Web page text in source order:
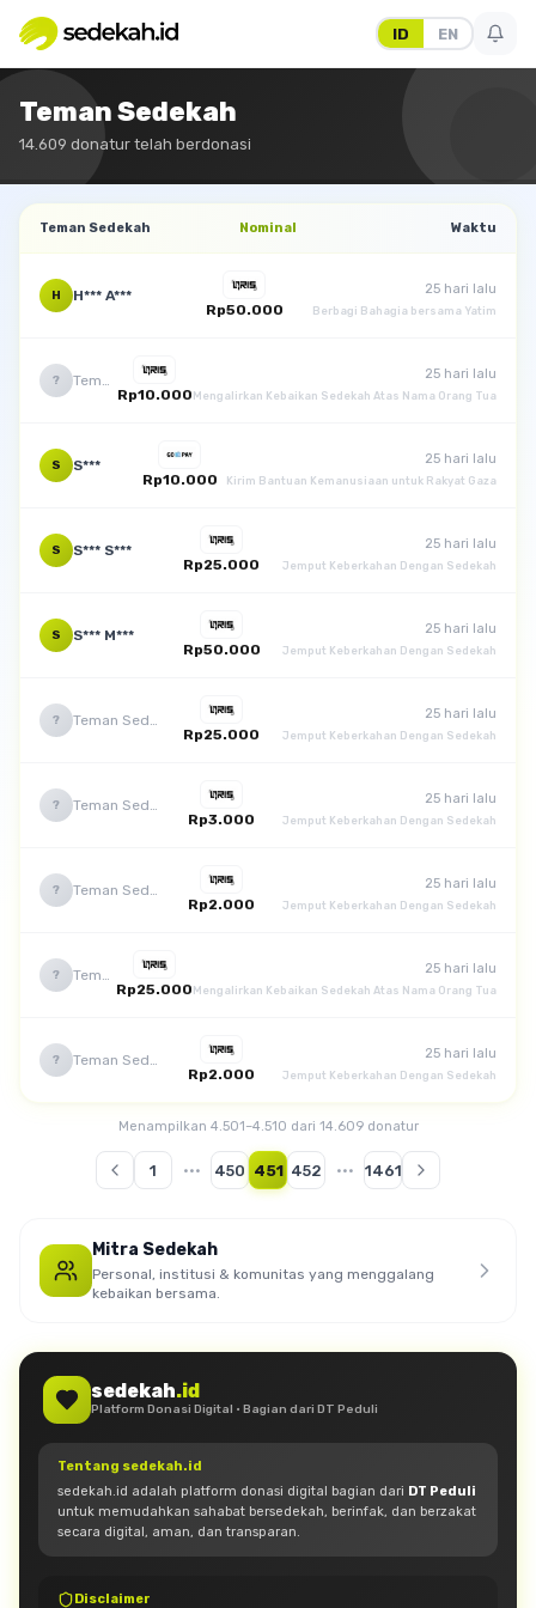
ID EN
Teman Sedekah
14.609 donatur telah berdonasi
Teman Sedekah Nominal Waktu
H
H*** A***
Rp50.000
25 hari lalu
Berbagi Bahagia bersama Yatim
?
Teman Sedekah
Rp10.000
25 hari lalu
Mengalirkan Kebaikan Sedekah Atas Nama Orang Tua
S
S***
Rp10.000
25 hari lalu
Kirim Bantuan Kemanusiaan untuk Rakyat Gaza
S
S*** S***
Rp25.000
25 hari lalu
Jemput Keberkahan Dengan Sedekah
S
S*** M***
Rp50.000
25 hari lalu
Jemput Keberkahan Dengan Sedekah
?
Teman Sedekah
Rp25.000
25 hari lalu
Jemput Keberkahan Dengan Sedekah
?
Teman Sedekah
Rp3.000
25 hari lalu
Jemput Keberkahan Dengan Sedekah
?
Teman Sedekah
Rp2.000
25 hari lalu
Jemput Keberkahan Dengan Sedekah
?
Teman Sedekah
Rp25.000
25 hari lalu
Mengalirkan Kebaikan Sedekah Atas Nama Orang Tua
?
Teman Sedekah
Rp2.000
25 hari lalu
Jemput Keberkahan Dengan Sedekah
Menampilkan 4.501–4.510 dari 14.609 donatur
1 ··· 450 451 452 ··· 1461
Mitra Sedekah
Personal, institusi & komunitas yang menggalang
kebaikan bersama.
sedekah.id
Platform Donasi Digital · Bagian dari DT Peduli
Tentang sedekah.id
sedekah.id adalah platform donasi digital bagian dari DT Peduli
untuk memudahkan sahabat bersedekah, berinfak, dan berzakat
secara digital, aman, dan transparan.
Disclaimer